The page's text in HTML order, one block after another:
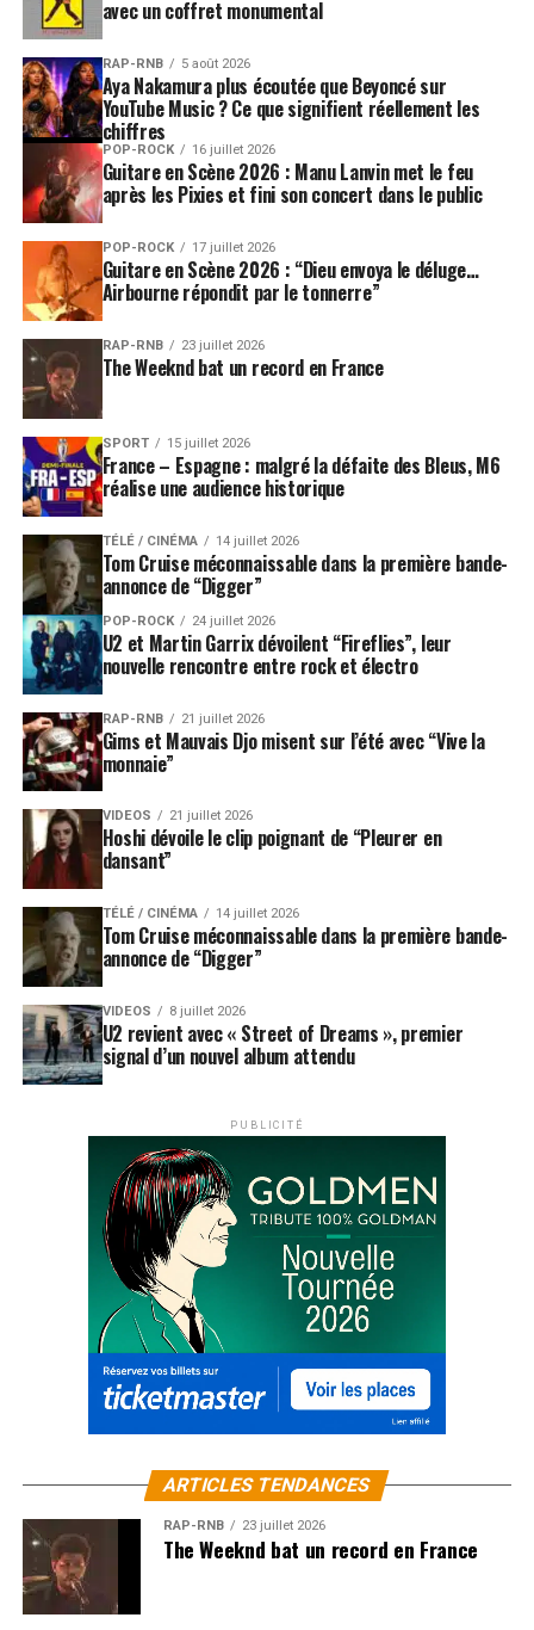
avec un coffret monumental
RAP-RNB 5 août 2026
Aya Nakamura plus écoutée que Beyoncé sur
YouTube Music ? Ce que signifient réellement les
chiffres
POP-ROCK 16 juillet 2026
Guitare en Scène 2026 : Manu Lanvin met le feu
après les Pixies et fini son concert dans le public
POP-ROCK 17 juillet 2026
Guitare en Scène 2026 : “Dieu envoya le déluge…
Airbourne répondit par le tonnerre”
RAP-RNB 23 juillet 2026
The Weeknd bat un record en France
SPORT 15 juillet 2026
France – Espagne : malgré la défaite des Bleus, M6
réalise une audience historique
TÉLÉ / CINÉMA 14 juillet 2026
Tom Cruise méconnaissable dans la première bande-
annonce de “Digger”
POP-ROCK 24 juillet 2026
U2 et Martin Garrix dévoilent “Fireflies”, leur
nouvelle rencontre entre rock et électro
RAP-RNB 21 juillet 2026
Gims et Mauvais Djo misent sur l’été avec “Vive la
monnaie”
VIDEOS 21 juillet 2026
Hoshi dévoile le clip poignant de “Pleurer en
dansant”
TÉLÉ / CINÉMA 14 juillet 2026
Tom Cruise méconnaissable dans la première bande-
annonce de “Digger”
VIDEOS 8 juillet 2026
U2 revient avec « Street of Dreams », premier
signal d’un nouvel album attendu
PUBLICITÉ
ARTICLES TENDANCES
RAP-RNB 23 juillet 2026
The Weeknd bat un record en France